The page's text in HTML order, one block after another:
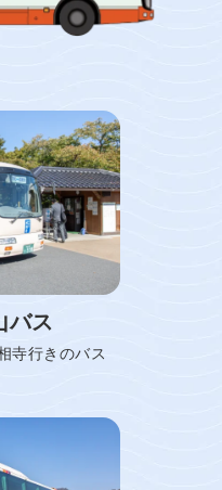
バス
寺行きのバス